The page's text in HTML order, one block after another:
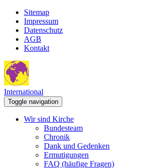
Sitemap
Impressum
Datenschutz
AGB
Kontakt
International
Toggle navigation
Wir sind Kirche
Bundesteam
Chronik
Dank und Gedenken
Ermutigungen
FAQ (häufige Fragen)